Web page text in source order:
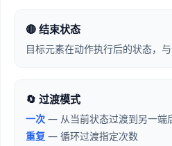
🔴 结束状态
目标元素在动作执行后的状态，与
🔄 过渡模式
一次 — 从当前状态过渡到另一端
重复 — 循环过渡指定次数